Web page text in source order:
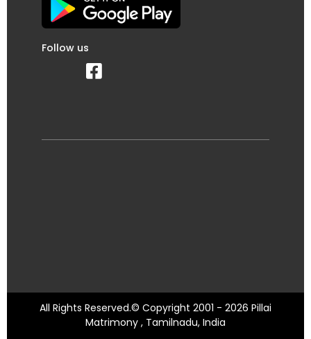
Follow us
All Rights Reserved.© Copyright 2001 - 2026 Pillai
Matrimony , Tamilnadu, India